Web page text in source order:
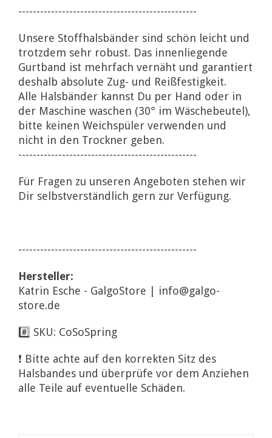
-------------------------------------------------
Unsere Stoffhalsbänder sind schön leicht und
trotzdem sehr robust. Das innenliegende
Gurtband ist mehrfach vernäht und garantiert
deshalb absolute Zug- und Reißfestigkeit.
Alle Halsbänder kannst Du per Hand oder in
der Maschine waschen (30° im Wäschebeutel),
bitte keinen Weichspüler verwenden und
nicht in den Trockner geben.
-------------------------------------------------
Für Fragen zu unseren Angeboten stehen wir
Dir selbstverständlich gern zur Verfügung.
-------------------------------------------------
Hersteller:
Katrin Esche - GalgoStore | info@galgo-
store.de
#️⃣ SKU: CoSoSpring
❗ Bitte achte auf den korrekten Sitz des
Halsbandes und überprüfe vor dem Anziehen
alle Teile auf eventuelle Schäden.